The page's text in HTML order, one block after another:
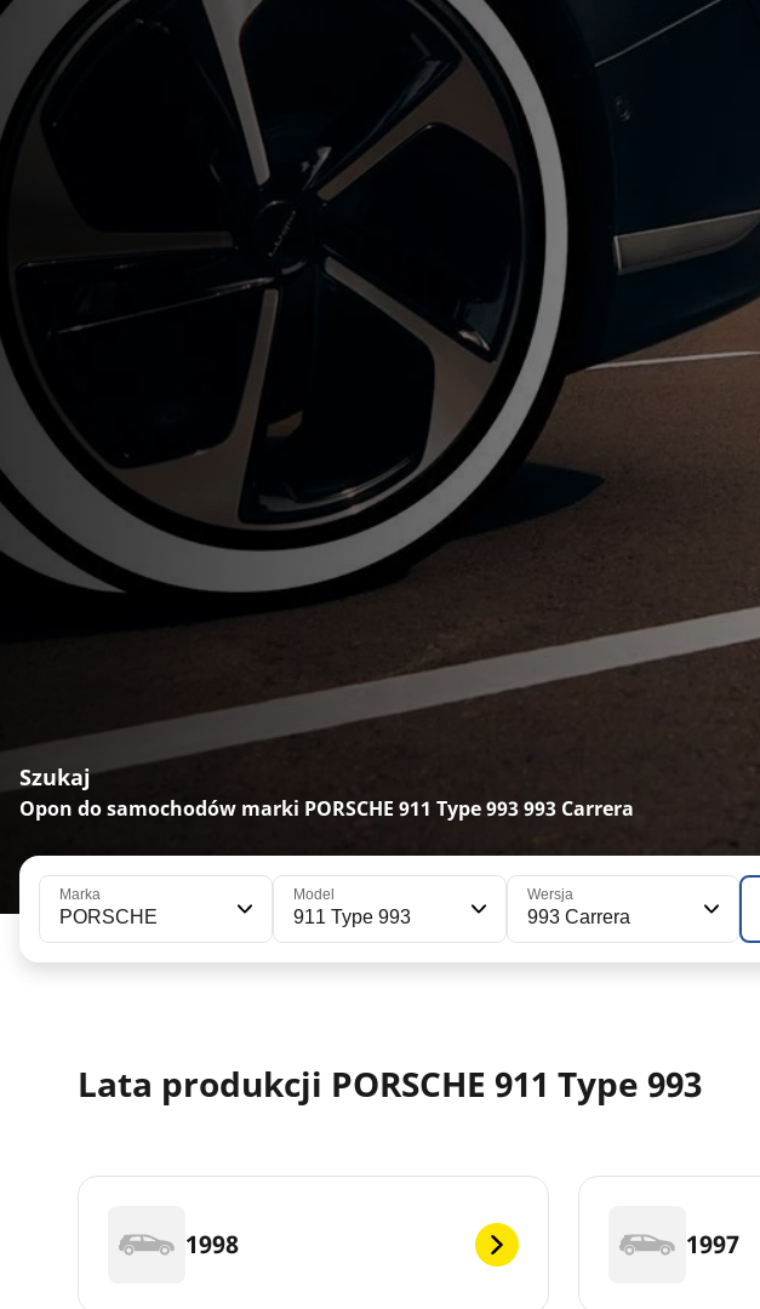
Szukaj
Opon do samochodów marki PORSCHE 911 Type 993 993 Carrera
Marka
PORSCHE
Model
911 Type 993
Wersja
993 Carrera
Lata produkcji PORSCHE 911 Type 993
1998 1997